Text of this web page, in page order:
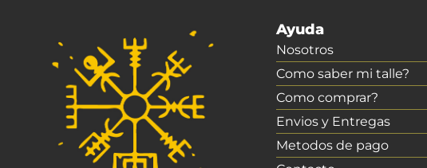
Ayuda
Nosotros
Como saber mi talle?
Como comprar?
Envios y Entregas
Metodos de pago